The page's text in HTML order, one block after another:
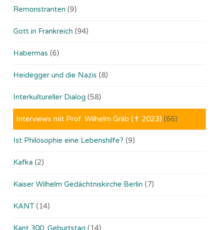
Remonstranten (9)
Gott in Frankreich (94)
Habermas (6)
Heidegger und die Nazis (8)
Interkultureller Dialog (58)
Interviews mit Prof. Wilhelm Gräb (✝ 2023) (66)
Ist Philosophie eine Lebenshilfe? (9)
Kafka (2)
Kaiser Wilhelm Gedächtniskirche Berlin (7)
KANT (14)
Kant 300. Geburtstag (14)